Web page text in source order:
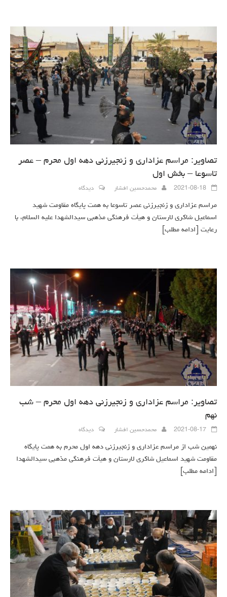
تصاویر: مراسم عزاداری و زنجیرزنی دهه اول محرم – عصر
تاسوعا – بخش اول
2021-08-18 محمدحسین افشار دیدگاه
مراسم عزاداری و زنجیرزنی عصر تاسوعا به همت پایگاه مقاومت شهید
اسماعیل شاکری لارستان و هیأت فرهنگی مذهبی سیدالشهدا علیه السلام، با
رعایت
[ادامه مطلب]
تصاویر: مراسم عزاداری و زنجیرزنی دهه اول محرم – شب
نهم
2021-08-17 محمدحسین افشار دیدگاه
نهمین شب از مراسم عزاداری و زنجیرزنی دهه اول محرم به همت پایگاه
مقاومت شهید اسماعیل شاکری لارستان و هیأت فرهنگی مذهبی سیدالشهدا
[ادامه مطلب]